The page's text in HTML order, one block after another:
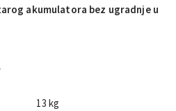
akumulatora bez ugradnje u
13 kg